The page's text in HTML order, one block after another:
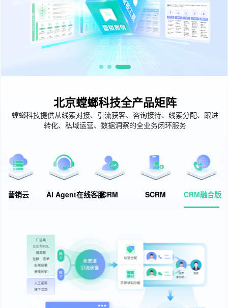
北京螳螂科技全产品矩阵
螳螂科技提供从线索对接、引流获客、咨询接待、线索分配、跟进
转化、私域运营、数据洞察的全业务闭环服务
营销云 AI Agent在线客服CRM SCRM CRM融合版